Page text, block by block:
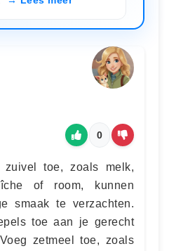
0
zuivel toe, zoals melk,
of room, kunnen
smaak te verzachten.
toe aan je gerecht
zetmeel toe, zoals